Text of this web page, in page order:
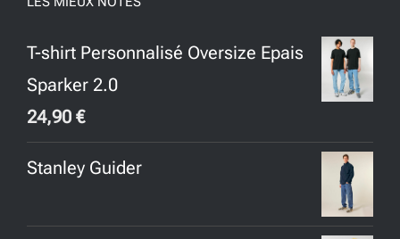
T-shirt Personnalisé Oversize Epais
Sparker 2.0
24,90€
Stanley Guider